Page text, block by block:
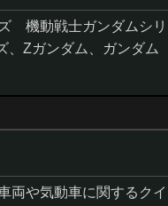
機動戦士ガンダムシリ
、Zガンダム、ガンダム
両や気動車に関するクイ